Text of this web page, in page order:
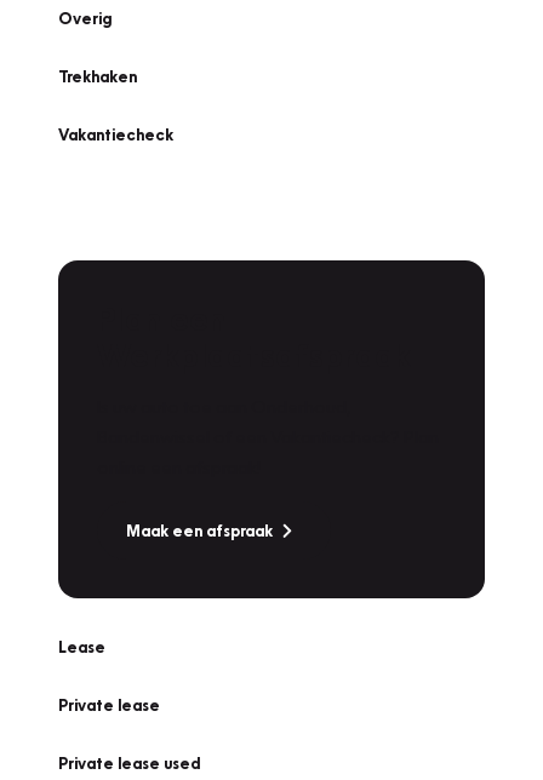
Overig
Trekhaken
Vakantiecheck
Maak een afspraak
Lease
Private lease
Private lease used